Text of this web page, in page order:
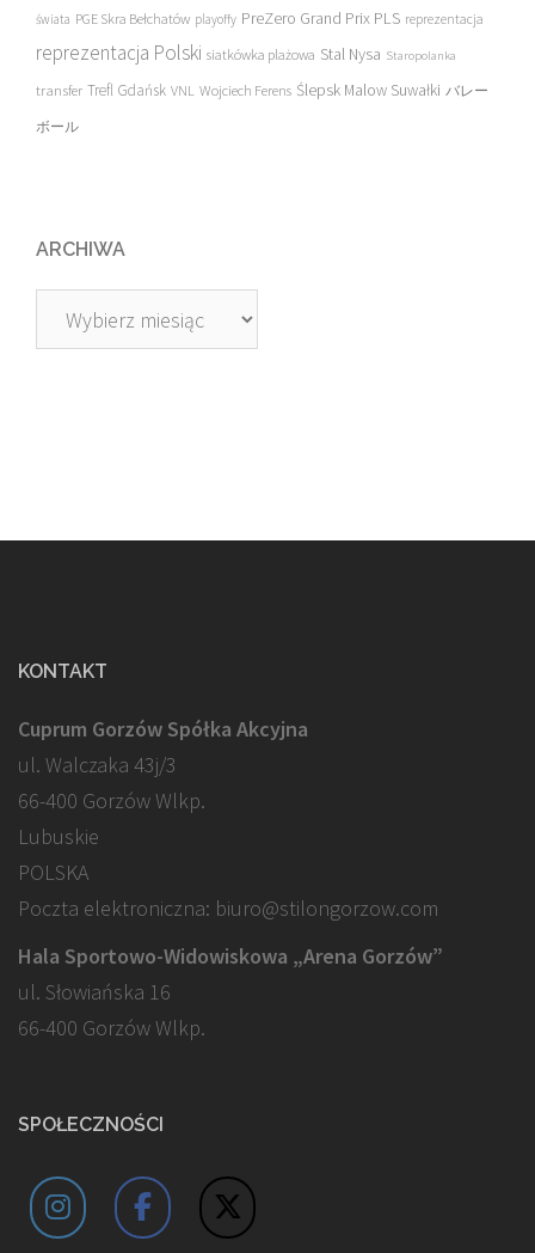
świata PGE Skra Bełchatów playoffy PreZero Grand Prix PLS reprezentacja
reprezentacja Polski siatkówka plażowa Stal Nysa Staropolanka
transfer Trefl Gdańsk VNL Wojciech Ferens Ślepsk Malow Suwałki バレー
ボール
ARCHIWA
Archiwa
KONTAKT
Cuprum Gorzów Spółka Akcyjna
ul. Walczaka 43j/3
66-400 Gorzów Wlkp.
Lubuskie
POLSKA
Poczta elektroniczna: biuro@stilongorzow.com
Hala Sportowo-Widowiskowa „Arena Gorzów”
ul. Słowiańska 16
66-400 Gorzów Wlkp.
SPOŁECZNOŚCI